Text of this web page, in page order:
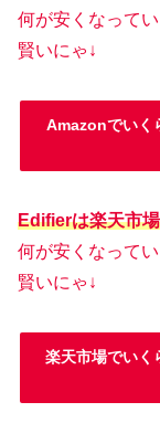
何が安くなって
賢いにゃ↓
Amazonでいく
Edifierは楽天市
何が安くなって
賢いにゃ↓
楽天市場でいく